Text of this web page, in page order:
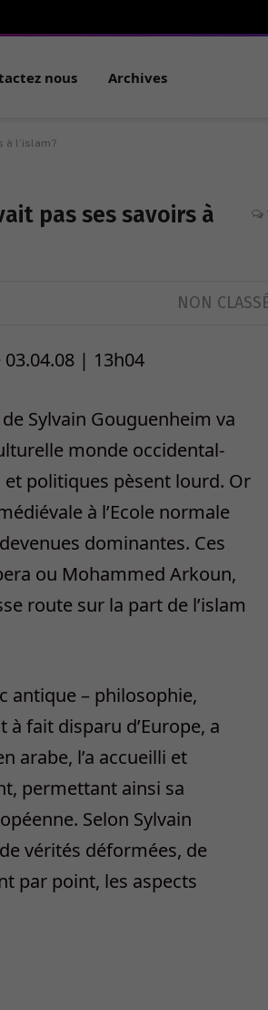
nous Archives
à l’islam?
pas ses savoirs à
NON
03.04.08 | 13h04
Sylvain Gouguenheim va
monde occidental-
politiques pèsent lourd. Or
à l’Ecole normale
dominantes. Ces
ou Mohammed Arkoun,
route sur la part de l’islam
antique – philosophie,
fait disparu d’Europe, a
arabe, l’a accueilli et
permettant ainsi sa
Selon Sylvain
vérités déformées, de
par point, les aspects